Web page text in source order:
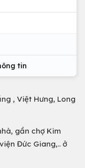
tin
, Việt Hưng, Long
gần chợ Kim
Đức Giang,.. ở